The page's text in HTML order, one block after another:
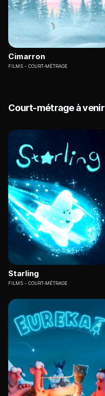
Cimarron
FILMS COURT-MÉTRAGE
Court-métrage à venir
Starling
FILMS COURT-MÉTRAGE